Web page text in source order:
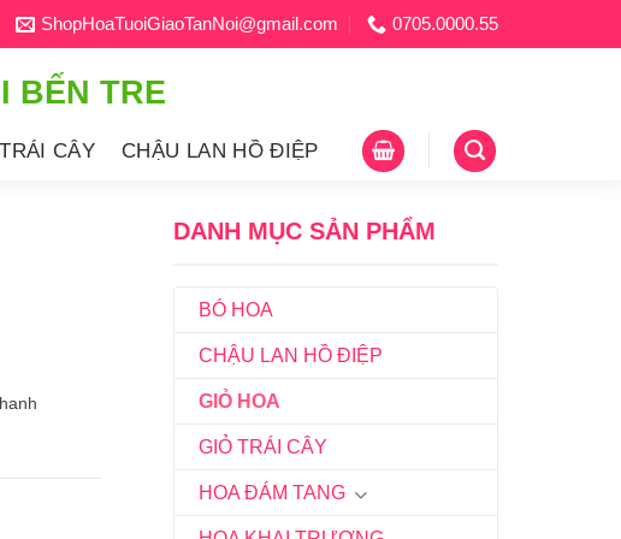
ShopHoaTuoiGiaoTanNoi@gmail.com 0705.0000.55
BẾN TRE
CÂY CHẬU LAN HỒ ĐIỆP
DANH MỤC SẢN PHẨM
BÓ HOA
CHẬU LAN HỒ ĐIỆP
GIỎ HOA
GIỎ TRÁI CÂY
HOA ĐÁM TANG